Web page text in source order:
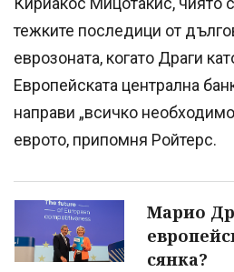
тежките последици от
еврозоната, когато Драги
Европейската централна
направи „всичко
еврото, припомня Ройтерс.
Марио
сянка?